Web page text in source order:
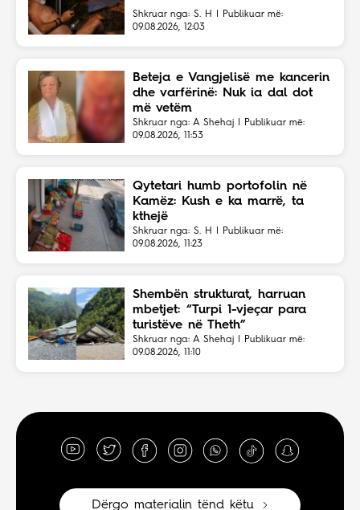
Shkruar nga: S. H | Publikuar më:
09.08.2026, 12:03
Beteja e Vangjelisë me kancerin
dhe varfërinë: Nuk ia dal dot
më vetëm
Shkruar nga: A Shehaj | Publikuar më:
09.08.2026, 11:53
Qytetari humb portofolin në
Kamëz: Kush e ka marrë, ta
kthejë
Shkruar nga: S. H | Publikuar më:
09.08.2026, 11:23
Shembën strukturat, harruan
mbetjet: “Turpi 1-vjeçar para
turistëve në Theth”
Shkruar nga: A Shehaj | Publikuar më:
09.08.2026, 11:10
Dërgo materialin tënd këtu